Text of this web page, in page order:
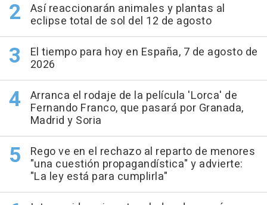
Así reaccionarán animales y plantas al
eclipse total de sol del 12 de agosto
El tiempo para hoy en España, 7 de agosto de
2026
Arranca el rodaje de la película 'Lorca' de
Fernando Franco, que pasará por Granada,
Madrid y Soria
Rego ve en el rechazo al reparto de menores
"una cuestión propagandística" y advierte:
"La ley está para cumplirla"